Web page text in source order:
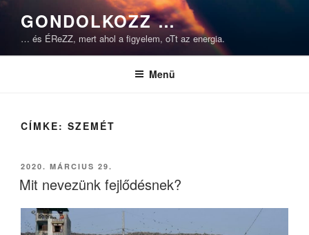
Tartalomhoz
GONDOLKOZZ …
… és ÉReZZ, mert ahol a figyelem, oTt az energia.
Menü
CÍMKE: SZEMÉT
BEKÜLDVE:
2020. MÁRCIUS 29.
Mit nevezünk fejlődésnek?